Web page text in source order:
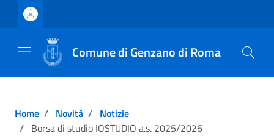
Vai ai contenuti
Vai al footer
Comune di Genzano di Roma
Home / Novità / Notizie
/ Borsa di studio IOSTUDIO a.s. 2025/2026